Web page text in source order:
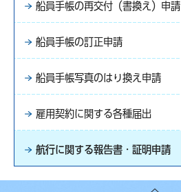
船員手帳の再交付（書換え）申請
船員手帳の訂正申請
船員手帳写真のはり換え申請
雇用契約に関する各種届出
航行に関する報告書・証明申請